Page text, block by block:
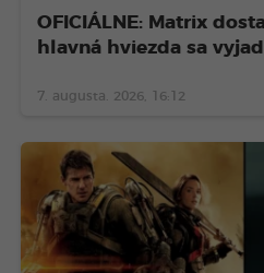
OFICIÁLNE: Matrix
hlavná hviezda sa
7. augusta. 2026, 16:12